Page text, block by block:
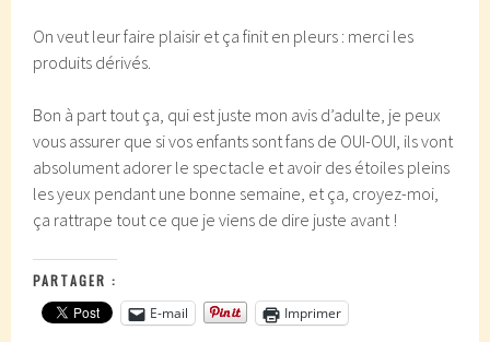
On veut leur faire plaisir et ça finit en pleurs : merci les
produits dérivés.
Bon à part tout ça, qui est juste mon avis d’adulte, je peux
vous assurer que si vos enfants sont fans de OUI-OUI, ils vont
absolument adorer le spectacle et avoir des étoiles pleins
les yeux pendant une bonne semaine, et ça, croyez-moi,
ça rattrape tout ce que je viens de dire juste avant !
PARTAGER :
E-mail
Imprimer